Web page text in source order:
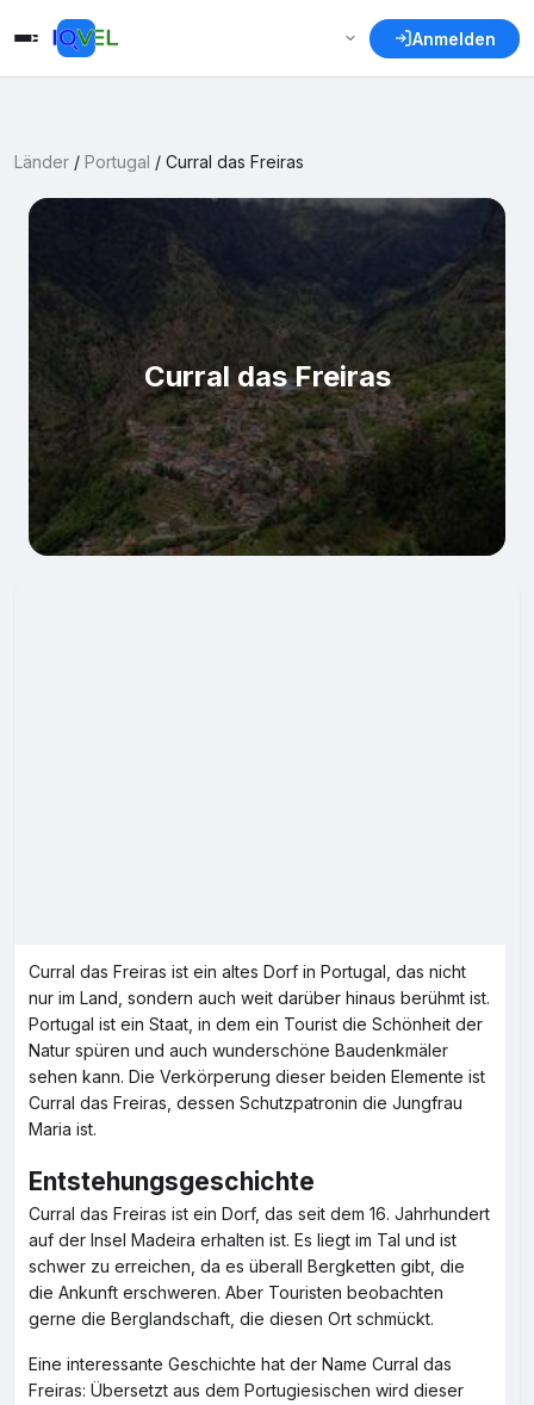
Anmelden
Länder / Portugal / Curral das Freiras
Curral das Freiras
Curral das Freiras ist ein altes Dorf in Portugal, das nicht
nur im Land, sondern auch weit darüber hinaus berühmt ist.
Portugal ist ein Staat, in dem ein Tourist die Schönheit der
Natur spüren und auch wunderschöne Baudenkmäler
sehen kann. Die Verkörperung dieser beiden Elemente ist
Curral das Freiras, dessen Schutzpatronin die Jungfrau
Maria ist.
Entstehungsgeschichte
Curral das Freiras ist ein Dorf, das seit dem 16. Jahrhundert
auf der Insel Madeira erhalten ist. Es liegt im Tal und ist
schwer zu erreichen, da es überall Bergketten gibt, die
die Ankunft erschweren. Aber Touristen beobachten
gerne die Berglandschaft, die diesen Ort schmückt.
Eine interessante Geschichte hat der Name Curral das
Freiras: Übersetzt aus dem Portugiesischen wird dieser